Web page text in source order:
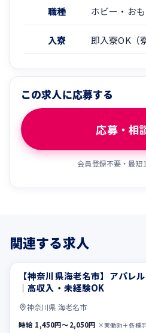
職種 ホビー・お
入寮 即入寮OK（
この求人に応募する
応募・相
会員登録不要・最短
関連する求人
寮費無料 土日休み
【神奈川県海老名市】アパレ
｜高収入・未経験OK
神奈川県 海老名市
時給 1,450円〜2,050円 ×実働8h＋各種